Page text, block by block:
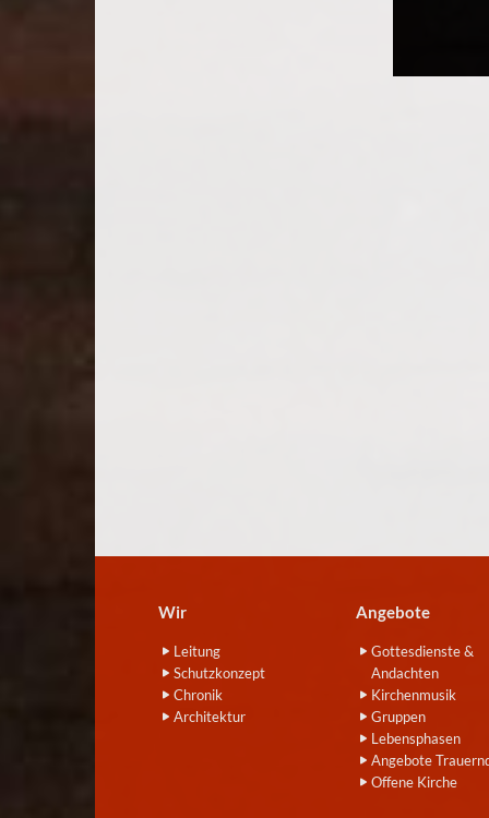
Wir
Leitung
Schutzkonzept
Chronik
Architektur
Angebote
Gottesdienste &
Andachten
Kirchenmusik
Gruppen
Lebensphasen
Angebote
Offene Kirche